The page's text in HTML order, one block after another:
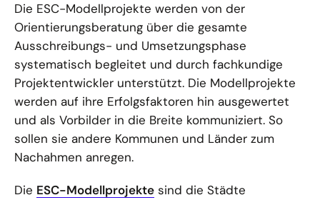
Die ESC-Modellprojekte werden von der
Orientierungsberatung über die gesamte
Ausschreibungs- und Umsetzungsphase
systematisch begleitet und durch fachkundige
Projektentwickler unterstützt. Die Modellprojekte
werden auf ihre Erfolgsfaktoren hin ausgewertet
und als Vorbilder in die Breite kommuniziert. So
sollen sie andere Kommunen und Länder zum
Nachahmen anregen.
Die ESC-Modellprojekte sind die Städte